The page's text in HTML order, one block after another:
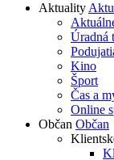
Aktuality
Úradná
Kino
Šport
Čas a
Online
Občan Občan